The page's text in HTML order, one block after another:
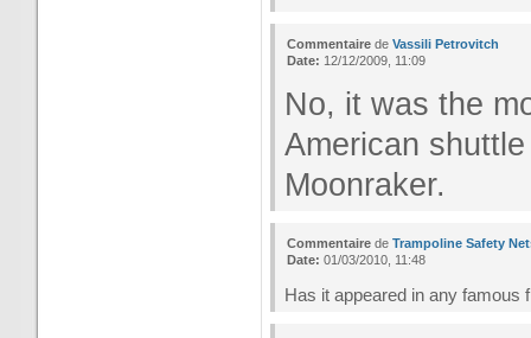
Commentaire de Vassili Petrovitch
Date: 12/12/2009, 11:09
No, it was the
American
Moonraker.
Commentaire de Trampoline Safety
Date: 01/03/2010, 11:48
Has it appeared in any